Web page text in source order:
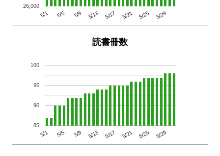
5/1 5/5 5/9 5/13 5/17 5/21 5/25 5/29
26,000
読書冊数
5/1 5/5 5/9 5/13 5/17 5/21 5/25 5/29
85
90
95
100